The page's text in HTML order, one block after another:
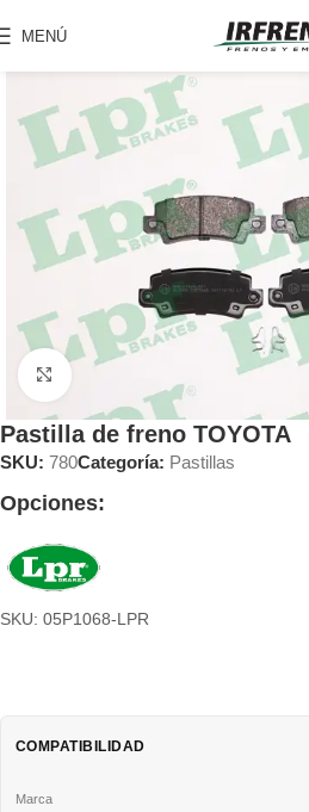
MENÚ
Pastilla de freno TOYOTA
SKU: 780Categoría: Pastillas
Opciones:
SKU: 05P1068-LPR
COMPATIBILIDAD